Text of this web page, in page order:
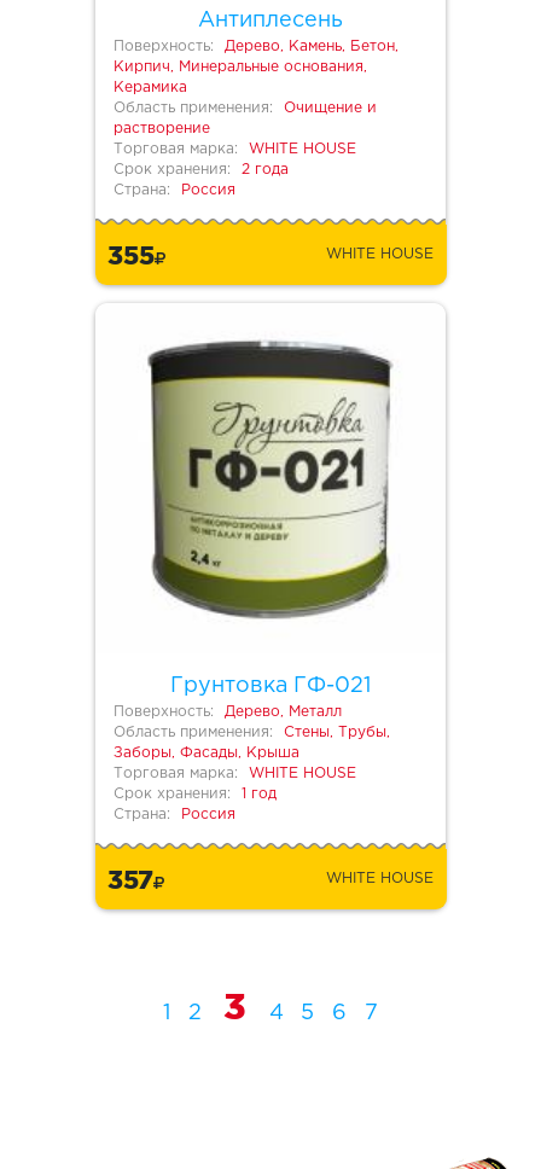
Антиплесень
Поверхность:
Дерево, Камень, Бетон,
Кирпич, Минеральные основания,
Керамика
Область применения:
Очищение и
растворение
Торговая марка:
WHITE HOUSE
Срок хранения:
2 года
Страна:
Россия
355 WHITE HOUSE
Грунтовка ГФ-021
Поверхность:
Дерево, Металл
Область применения:
Стены, Трубы,
Заборы, Фасады, Крыша
Торговая марка:
WHITE HOUSE
Срок хранения:
1 год
Страна:
Россия
357 WHITE HOUSE
2 3 4 5 6 7